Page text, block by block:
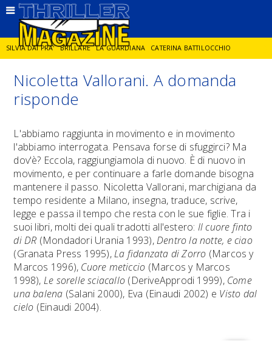
SILVIA DAI PRA' BRILLARE LA GUARDIANA CATERINA BATTILOCCHIO
JORGE DIAZ LA SPIA DELITTO IN CORNICE GIANCARLO DE CATALDO
Nicoletta Vallorani. A domanda
risponde
L'abbiamo raggiunta in movimento e in movimento
l'abbiamo interrogata. Pensava forse di sfuggirci? Ma
dov'è? Eccola, raggiungiamola di nuovo. È di nuovo in
movimento, e per continuare a farle domande bisogna
mantenere il passo. Nicoletta Vallorani, marchigiana da
tempo residente a Milano, insegna, traduce, scrive,
legge e passa il tempo che resta con le sue figlie. Tra i
suoi libri, molti dei quali tradotti all'estero: Il cuore finto
di DR (Mondadori Urania 1993),Dentro la notte, e ciao
(Granata Press 1995),La fidanzata di Zorro (Marcos y
Marcos 1996), Cuore meticcio (Marcos y Marcos
1998), Le sorelle sciacallo (DeriveApprodi 1999), Come
una balena (Salani 2000), Eva (Einaudi 2002) e Visto dal
cielo (Einaudi 2004).